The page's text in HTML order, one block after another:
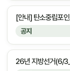
공지
26년 지방선거(6/